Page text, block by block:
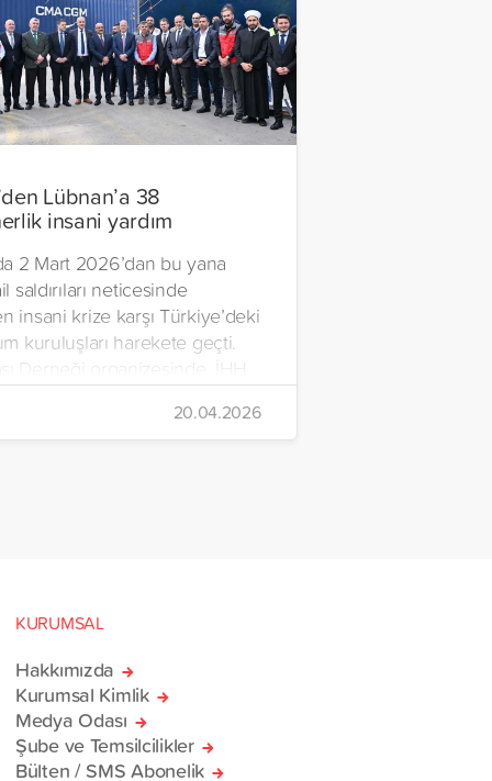
Lübnan’a 38
insani yardım
2 Mart 2026’dan bu yana
saldırıları neticesinde
insani krize karşı Türkiye’deki
kuruluşları harekete geçti.
Derneği organizesinde, İHH
Derneği tarafından
ve içerisinde acil ihtiyaç
20.04.2026
KURUMSAL
Hakkımızda
Kurumsal Kimlik
Medya Odası
Şube ve Temsilcilikler
Bülten / SMS Abonelik